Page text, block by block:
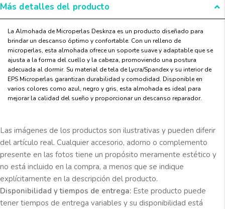
Más detalles del producto
La Almohada de Microperlas Desknza es un producto diseñado para
brindar un descanso óptimo y confortable. Con un relleno de
microperlas, esta almohada ofrece un soporte suave y adaptable que se
ajusta a la forma del cuello y la cabeza, promoviendo una postura
adecuada al dormir. Su material de tela de Lycra/Spandex y su interior de
EPS Microperlas garantizan durabilidad y comodidad. Disponible en
varios colores como azul, negro y gris, esta almohada es ideal para
mejorar la calidad del sueño y proporcionar un descanso reparador.
Las imágenes de los productos son ilustrativas y pueden diferir
del artículo real. Cualquier accesorio, adorno o complemento
presente en las fotos tiene un propósito meramente estético y
no está incluido en la compra, a menos que se indique
explícitamente en la descripción del producto.
Disponibilidad y tiempos de entrega: Este producto puede
tener tiempos de entrega variables y su disponibilidad está